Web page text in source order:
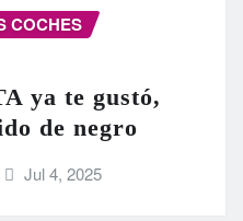
COCHES
ya te gustó,
de negro
Jul 4, 2025